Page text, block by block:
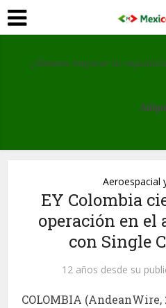
¿Deseas mejorar tu
Aeroespacial
EY Colombia
operación en el
con Single
12 años desde su
COLOMBIA